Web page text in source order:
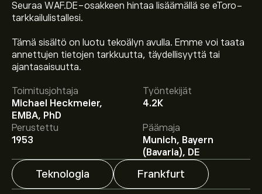
Seuraa WAF.DE-osakkeen hintaa lisäämällä se eToro-
tarkkailulistallesi.
Tämä sisältö on luotu tekoälyn avulla. Emme voi taata
annettujen tietojen tarkkuutta, täydellisyyttä tai
ajantasaisuutta.
Toimitusjohtaja
Michael Heckmeier,
EMBA, PhD
Työntekijät
4.2K
Perustettu
1953
Päämaja
Munich, Bayern
(Bavaria), DE
Teknologia Frankfurt
Osakkeen WAF.DE hinta tänään on 78.60‎€‎.
Keskihinta osakkeelle Siltronic on 78.60‎€‎.
eToroon saadaksesi asiantuntijoiden ennusteet ja
hintatavoitteet.
Asiantuntijoiden ennusteet Siltronic osakkeelle
perustuen markkinatrendeihin, talousraportteihin ja